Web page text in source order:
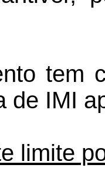
tem
de IMI
limite